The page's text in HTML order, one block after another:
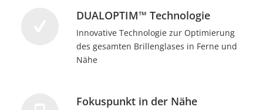
DUALOPTIM™ Technologie
Innovative Technologie zur Optimierung
des gesamten Brillenglases in Ferne und
Nähe
Fokuspunkt in der Nähe